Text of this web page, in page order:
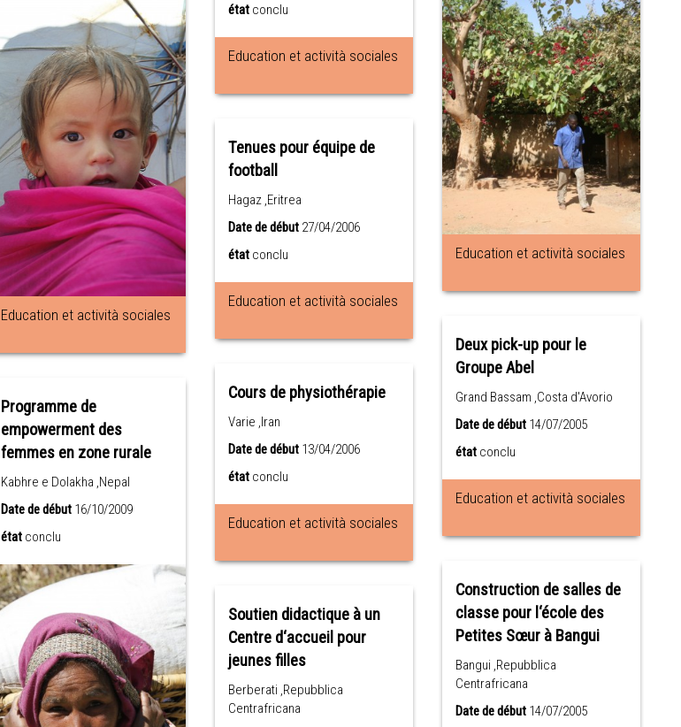
Education et actività sociales
Programme de
empowerment des
femmes en zone rurale
Kabhre e Dolakha ,Nepal
Date de début16/10/2009
état conclu
état conclu
Education et actività sociales
Tenues pour équipe de
football
Hagaz ,Eritrea
Date de début27/04/2006
état conclu
Education et actività sociales
Cours de physiothérapie
Varie ,Iran
Date de début13/04/2006
état conclu
Education et actività sociales
Soutien didactique à un
Centre d‘accueil pour
jeunes filles
Berberati ,Repubblica
Centrafricana
Education et actività sociales
Deux pick-up pour le
Groupe Abel
Grand Bassam ,Costa d'Avorio
Date de début 14/07/2005
état conclu
Education et actività sociales
Construction de salles de
classe pour l‘école des
Petites Sœur à Bangui
Bangui ,Repubblica
Centrafricana
Date de début 14/07/2005